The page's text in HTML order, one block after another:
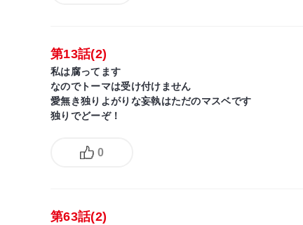
第13話(2)
私は腐ってます
なのでトーマは受け付けません
愛無き独りよがりな妄執はただのマスベです
独りでどーぞ！
0
第63話(2)